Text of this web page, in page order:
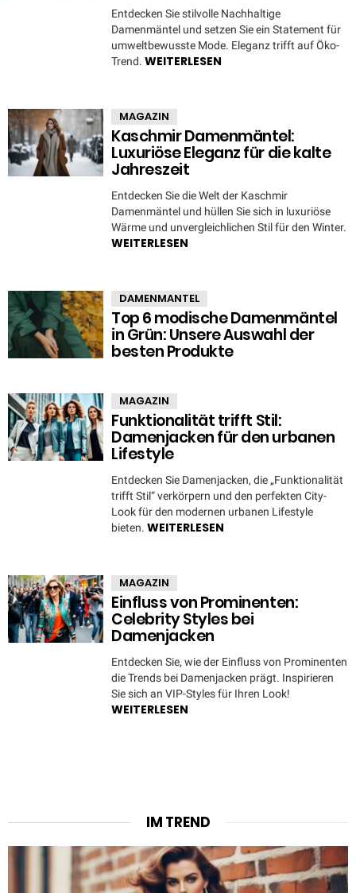
Entdecken Sie stilvolle Nachhaltige
Damenmäntel und setzen Sie ein Statement für
umweltbewusste Mode. Eleganz trifft auf Öko-
Trend. WEITERLESEN
MAGAZIN
Kaschmir Damenmäntel:
Luxuriöse Eleganz für die kalte
Jahreszeit
Entdecken Sie die Welt der Kaschmir
Damenmäntel und hüllen Sie sich in luxuriöse
Wärme und unvergleichlichen Stil für den Winter.
WEITERLESEN
DAMENMANTEL
Top 6 modische Damenmäntel
in Grün: Unsere Auswahl der
besten Produkte
MAGAZIN
Funktionalität trifft Stil:
Damenjacken für den urbanen
Lifestyle
Entdecken Sie Damenjacken, die „Funktionalität
trifft Stil“ verkörpern und den perfekten City-
Look für den modernen urbanen Lifestyle
bieten. WEITERLESEN
MAGAZIN
Einfluss von Prominenten:
Celebrity Styles bei
Damenjacken
Entdecken Sie, wie der Einfluss von Prominenten
die Trends bei Damenjacken prägt. Inspirieren
Sie sich an VIP-Styles für Ihren Look!
WEITERLESEN
IM TREND